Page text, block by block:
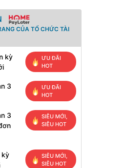
CỦA TỔ CHỨC TÀI
kỳ
ƯU ĐÃI
HOT
3
ƯU ĐÃI
HOT
3
SIÊU MỚI,
SIÊU HOT
kỳ
SIÊU MỚI,
SIÊU HOT